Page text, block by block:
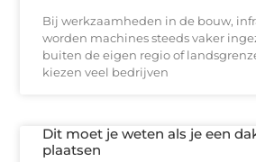
Bij werkzaamheden in de bouw,
worden machines steeds vaker
buiten de eigen regio of
kiezen veel bedrijven
Dit moet je weten als je een
plaatsen